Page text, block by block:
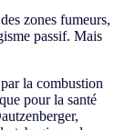
zones fumeurs,
passif. Mais
la combustion
pour la santé